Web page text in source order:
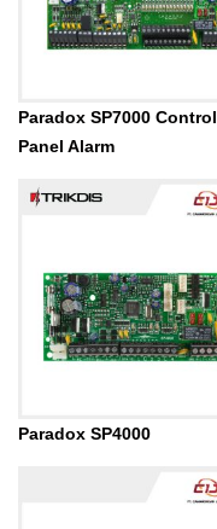
Paradox SP7000 Control
Panel Alarm
Paradox SP4000